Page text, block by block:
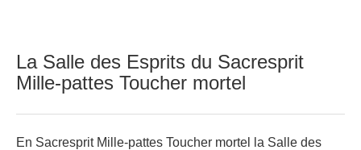
La Salle des Esprits du Sacresprit
Mille-pattes Toucher mortel
En Sacresprit Mille-pattes Toucher mortel la Salle des